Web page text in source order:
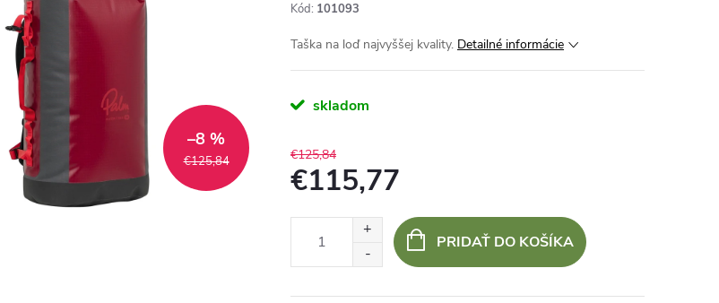
€125,84
–8 %
Kód: 101093
Taška na loď najvyššej kvality. Detailné informácie
skladom
€125,84
€115,77
PRIDAŤ DO KOŠÍKA